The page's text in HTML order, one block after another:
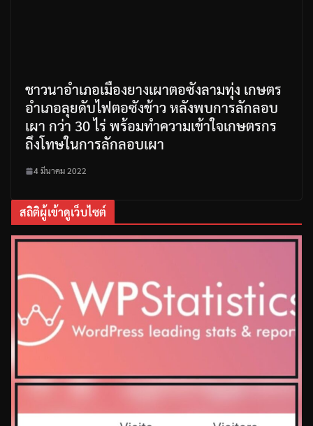
ชาวนาอำเภอเมืองยางเผาตอซังลามทุ่ง เกษตร
อำเภอลุยดับไฟตอซังข้าว หลังพบการลักลอบ
เผา กว่า 30 ไร่ พร้อมทำความเข้าใจเกษตรกร
ถึงโทษในการลักลอบเผา
4 มีนาคม 2022
สถิติผู้เข้าดูเว็บไซต์